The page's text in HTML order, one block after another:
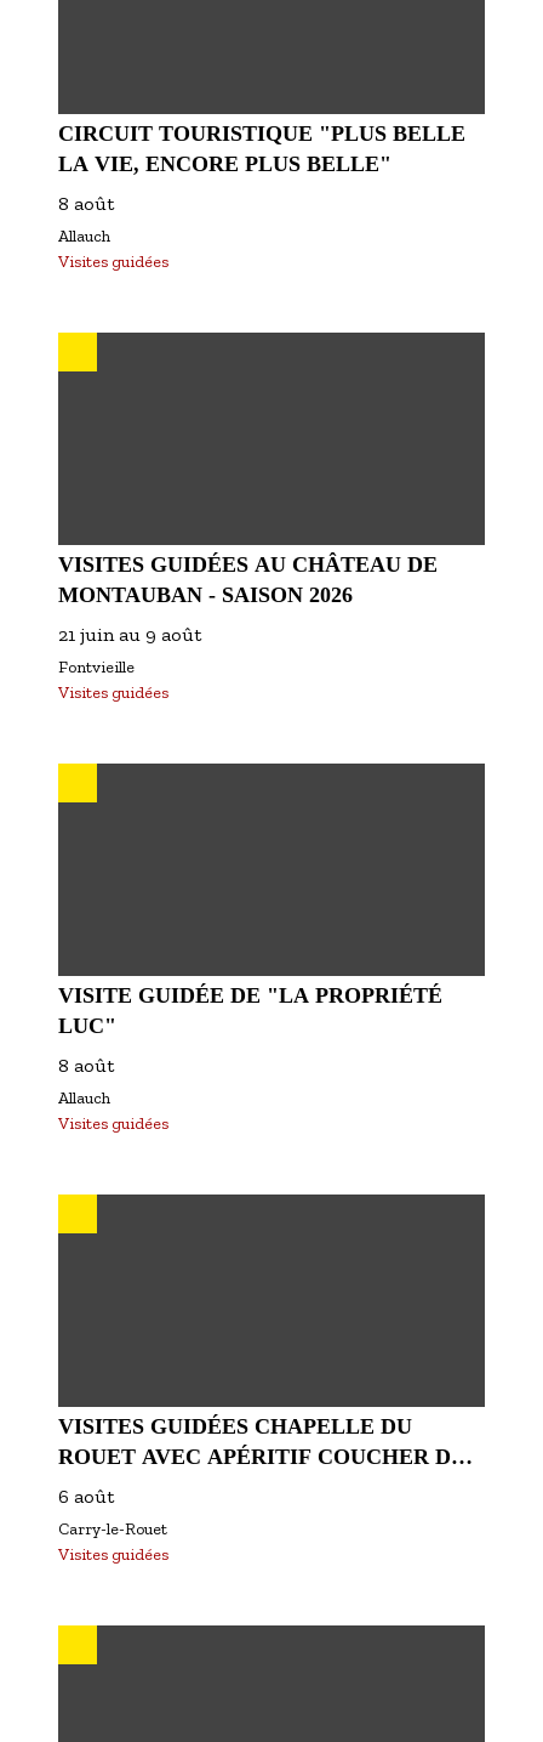
CIRCUIT TOURISTIQUE "PLUS BELLE
LA VIE, ENCORE PLUS BELLE"
8 août
Allauch
Visites guidées
VISITES GUIDÉES AU CHÂTEAU DE
MONTAUBAN - SAISON 2026
21 juin au 9 août
Fontvieille
Visites guidées
VISITE GUIDÉE DE "LA PROPRIÉTÉ
LUC"
8 août
Allauch
Visites guidées
VISITES GUIDÉES CHAPELLE DU
ROUET AVEC APÉRITIF COUCHER DE
SOLEIL AOÛT 2026
6 août
Carry-le-Rouet
Visites guidées